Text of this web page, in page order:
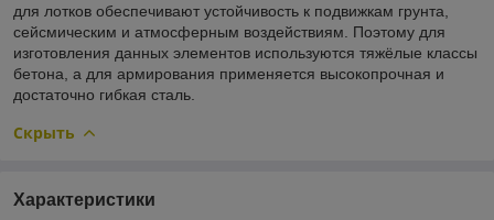
для лотков обеспечивают устойчивость к подвижкам грунта,
сейсмическим и атмосферным воздействиям. Поэтому для
изготовления данных элементов используются тяжёлые классы
бетона, а для армирования применяется высокопрочная и
достаточно гибкая сталь.
Скрыть
Характеристики